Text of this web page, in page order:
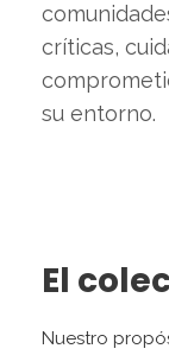
críticas,
su entorno.
El
Nuestro